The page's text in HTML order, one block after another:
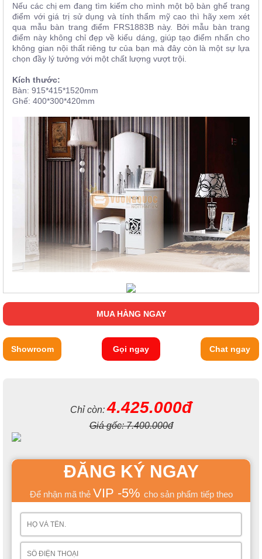
Nếu các chị em đang tìm kiếm cho mình một bộ bàn ghế trang
điểm với giá trị sử dụng và tính thẩm mỹ cao thì hãy xem xét
qua mẫu bàn trang điểm FRS1883B này. Bởi mẫu bàn trang
điểm này không chỉ đẹp về kiểu dáng, giúp tạo điểm nhấn cho
không gian nội thất riêng tư của bạn mà đây còn là một sự lựa
chọn đầy lý tưởng với một chất lượng vượt trội.
Kích thước:
Bàn: 915*415*1520mm
Ghế: 400*300*420mm
MUA HÀNG NGAY
Showroom Gọi ngay Chat ngay
Chỉ còn:4.425.000đ
Giá gốc:7.400.000đ
ĐĂNG KÝ NGAY
Để nhận mã thẻ VIP -5% cho sản phẩm tiếp theo